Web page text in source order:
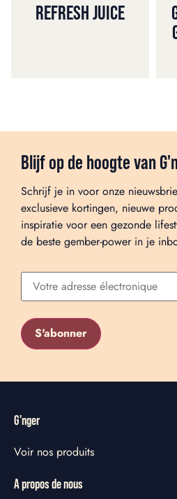
REFRESH JUICE
Blijf op de hoogte van
Schrijf je in voor onze
exclusieve kortingen, nieuwe
inspiratie voor een gezonde
de beste gember-power in je
G'nger
Voir nos produits
A propos de nous